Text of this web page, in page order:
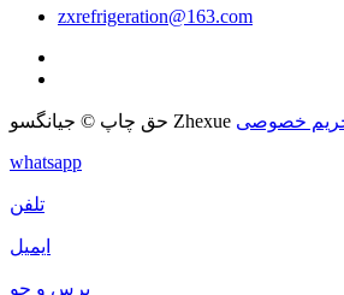
zxrefrigeration@163.com
خصوصی
whatsapp
تلفن
ایمیل
پرس و جو